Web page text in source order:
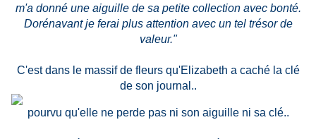
m'a donné une aiguille de sa petite collection avec bonté.
Dorénavant je ferai plus attention avec un tel trésor de
valeur."
C'est dans le massif de fleurs qu'Elizabeth a caché la clé
de son journal..
pourvu qu'elle ne perde pas ni son aiguille ni sa clé..